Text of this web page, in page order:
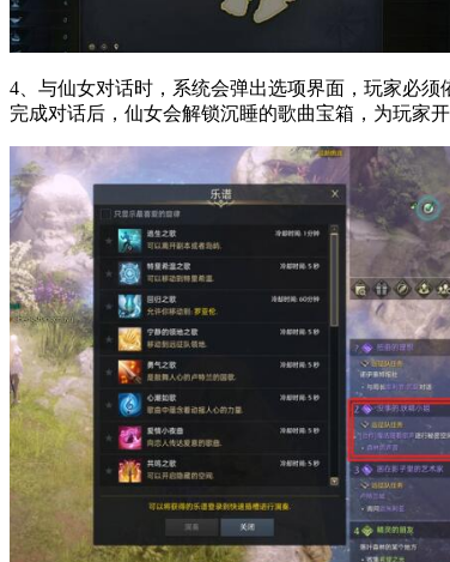
4、与仙女对话时，系统会弹出选项界面，玩家必
完成对话后，仙女会解锁沉睡的歌曲宝箱，为玩家开